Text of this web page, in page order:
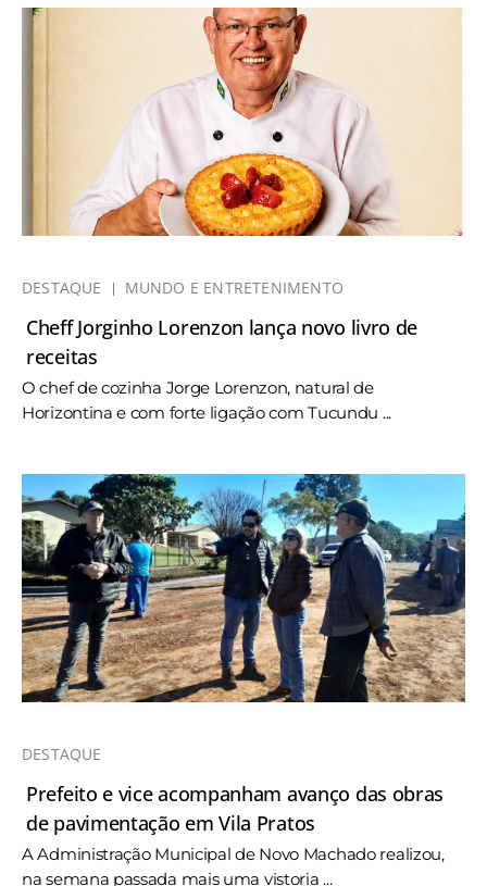
DESTAQUE MUNDO E ENTRETENIMENTO
Cheff Jorginho Lorenzon lança novo livro de
receitas
O chef de cozinha Jorge Lorenzon, natural de
Horizontina e com forte ligação com Tucundu ...
DESTAQUE
Prefeito e vice acompanham avanço das obras
de pavimentação em Vila Pratos
A Administração Municipal de Novo Machado realizou,
na semana passada mais uma vistoria ...